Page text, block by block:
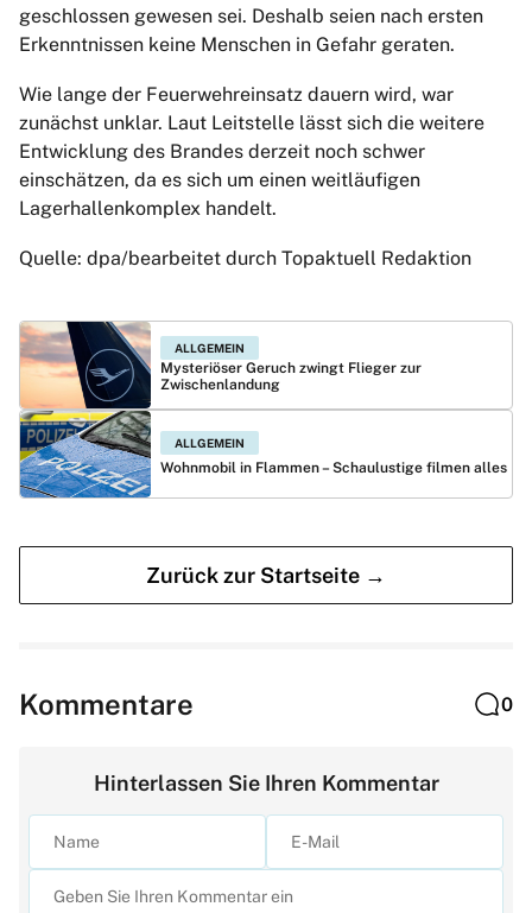
geschlossen gewesen sei. Deshalb seien nach ersten
Erkenntnissen keine Menschen in Gefahr geraten.
Wie lange der Feuerwehreinsatz dauern wird, war
zunächst unklar. Laut Leitstelle lässt sich die weitere
Entwicklung des Brandes derzeit noch schwer
einschätzen, da es sich um einen weitläufigen
Lagerhallenkomplex handelt.
Quelle: dpa/bearbeitet durch Topaktuell Redaktion
ALLGEMEIN
Mysteriöser Geruch zwingt Flieger zur
Zwischenlandung
ALLGEMEIN
Wohnmobil in Flammen – Schaulustige filmen alles
Zurück zur Startseite →
Kommentare 0
Hinterlassen Sie Ihren Kommentar